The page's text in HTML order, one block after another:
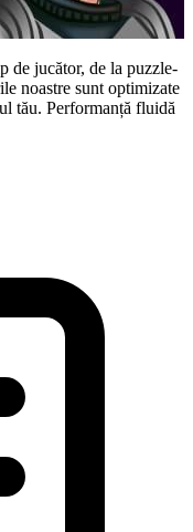
de jucător, de la puzzle-
noastre sunt optimizate
tău. Performanță fluidă